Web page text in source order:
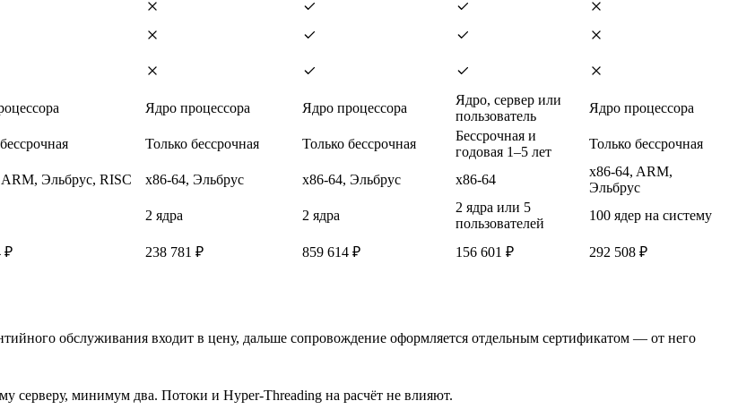
Ядро процессора Ядро процессора
Ядро, сервер или
пользователь
Ядро процессора
Только бессрочная Только бессрочная
Бессрочная и
годовая 1–5 лет
Только бессрочная
Эльбрус, RISC x86-64, Эльбрус x86-64, Эльбрус x86-64
x86-64, ARM,
Эльбрус
2 ядра 2 ядра
2 ядра или 5
пользователей
100 ядер на систему
₽ 238 781 ₽ 859 614 ₽ 156 601 ₽ 292 508 ₽
обслуживания входит в цену, дальше сопровождение оформляется отдельным сертификатом — от него
серверу, минимум два. Потоки и Hyper-Threading на расчёт не влияют.